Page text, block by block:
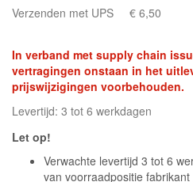
Verzenden met UPS
€ 6,50
In verband met supply chain
vertragingen onstaan in het
prijswijzigingen voorbehouden.
Levertijd: 3 tot 6 werkdagen
Let op!
Verwachte levertijd 3 tot 6
van voorraadpositie fabrikant